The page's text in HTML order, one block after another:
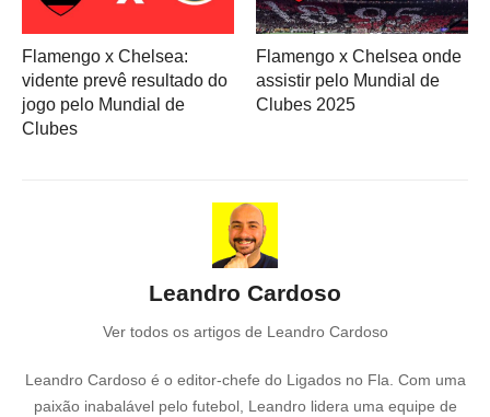
Flamengo x Chelsea:
vidente prevê resultado do
jogo pelo Mundial de
Clubes
Flamengo x Chelsea onde
assistir pelo Mundial de
Clubes 2025
Leandro Cardoso
Ver todos os artigos de Leandro Cardoso
Leandro Cardoso é o editor-chefe do Ligados no Fla. Com uma
paixão inabalável pelo futebol, Leandro lidera uma equipe de